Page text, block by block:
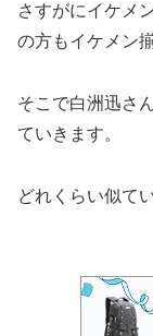
さすがにイケメ
の方もイケメン
そこで白洲迅さ
ていきます。
どれくらい似て